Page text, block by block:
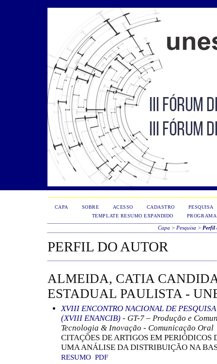
CAPA SOBRE ACESSO CADASTRO
PESQUISA
TEMPLATE RESUMO EXPANDIDO
PROGRAMA
Capa > Pesquisa > Perfil
PERFIL DO AUTOR
ALMEIDA, CATIA
ESTADUAL PAULISTA -
XVIII ENCONTRO NACIONAL DE
(XVIII ENANCIB) - GT-7 – Produção e
Tecnologia & Inovação - Comunicação Oral
CITAÇÕES DE ARTIGOS EM
UMA ANÁLISE DA DISTRIBUIÇÃO NA
RESUMO PDF